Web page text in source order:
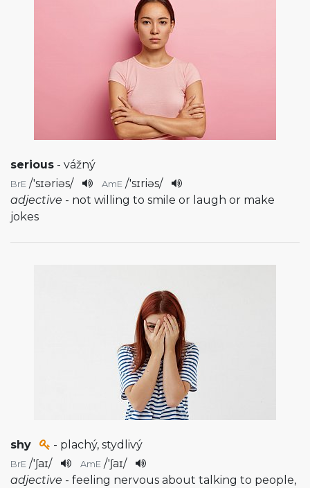
serious - vážný
BrE /'sɪəriəs/ AmE /'sɪriəs/
adjective - not willing to smile or laugh or make
jokes
shy - plachý, stydlivý
BrE /'ʃaɪ/ AmE /'ʃaɪ/
adjective - feeling nervous about talking to people,